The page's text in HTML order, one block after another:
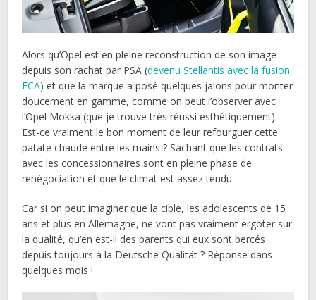
Alors qu’Opel est en pleine reconstruction de son image
depuis son rachat par PSA (devenu Stellantis avec la fusion
FCA) et que la marque a posé quelques jalons pour monter
doucement en gamme, comme on peut l’observer avec
l’Opel Mokka (que je trouve très réussi esthétiquement).
Est-ce vraiment le bon moment de leur refourguer cette
patate chaude entre les mains ? Sachant que les contrats
avec les concessionnaires sont en pleine phase de
renégociation et que le climat est assez tendu.
Car si on peut imaginer que la cible, les adolescents de 15
ans et plus en Allemagne, ne vont pas vraiment ergoter sur
la qualité, qu’en est-il des parents qui eux sont bercés
depuis toujours à la Deutsche Qualität ? Réponse dans
quelques mois !